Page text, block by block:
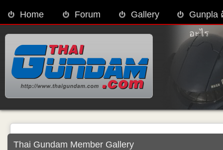
Home Forum Gallery
Gunpla
อะไร
Thai Gundam Member Gallery